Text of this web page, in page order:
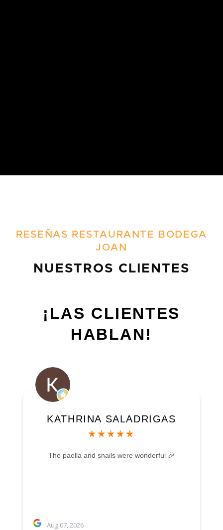
RESEÑAS RESTAURANTE BODEGA
JOAN
NUESTROS CLIENTES
¡LAS CLIENTES
HABLAN!
KATHRINA SALADRIGAS
The paella and snails were wonderful 🎉
Aug 07, 2026